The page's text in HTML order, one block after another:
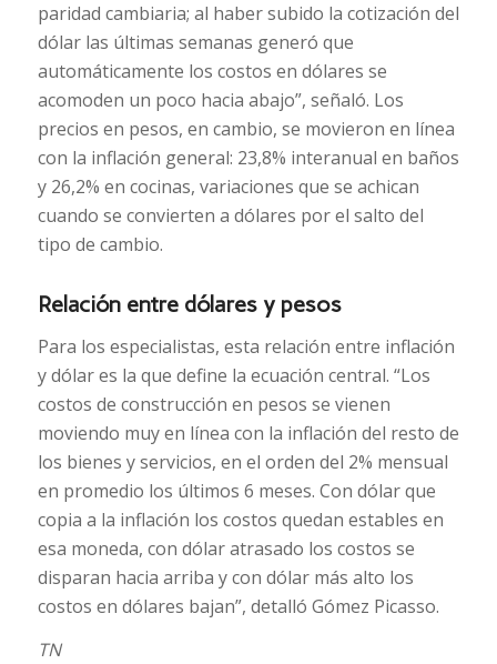
paridad cambiaria; al haber subido la cotización del
dólar las últimas semanas generó que
automáticamente los costos en dólares se
acomoden un poco hacia abajo”, señaló. Los
precios en pesos, en cambio, se movieron en línea
con la inflación general: 23,8% interanual en baños
y 26,2% en cocinas, variaciones que se achican
cuando se convierten a dólares por el salto del
tipo de cambio.
Relación entre dólares y pesos
Para los especialistas, esta relación entre inflación
y dólar es la que define la ecuación central. “Los
costos de construcción en pesos se vienen
moviendo muy en línea con la inflación del resto de
los bienes y servicios, en el orden del 2% mensual
en promedio los últimos 6 meses. Con dólar que
copia a la inflación los costos quedan estables en
esa moneda, con dólar atrasado los costos se
disparan hacia arriba y con dólar más alto los
costos en dólares bajan”, detalló Gómez Picasso.
TN